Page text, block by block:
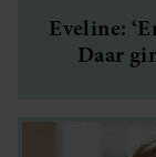
Eveline:
Daar